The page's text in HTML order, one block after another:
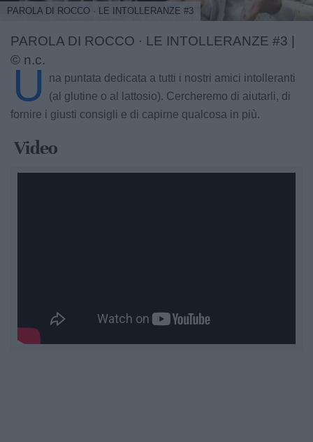
PAROLA DI ROCCO · LE INTOLLERANZE #3
PAROLA DI ROCCO · LE INTOLLERANZE #3 |
© n.c.
U
na puntata dedicata a tutti i nostri amici intolleranti
(al glutine o al lattosio). Cercheremo di aiutarli, di
fornire i giusti consigli e di capirne qualcosa in più.
Video